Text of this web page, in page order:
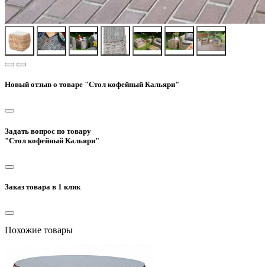
Новый отзыв о товаре "Стол кофейный Кальяри"
Задать вопрос по товару
"Стол кофейный Кальяри"
Заказ товара в 1 клик
Похожие товары